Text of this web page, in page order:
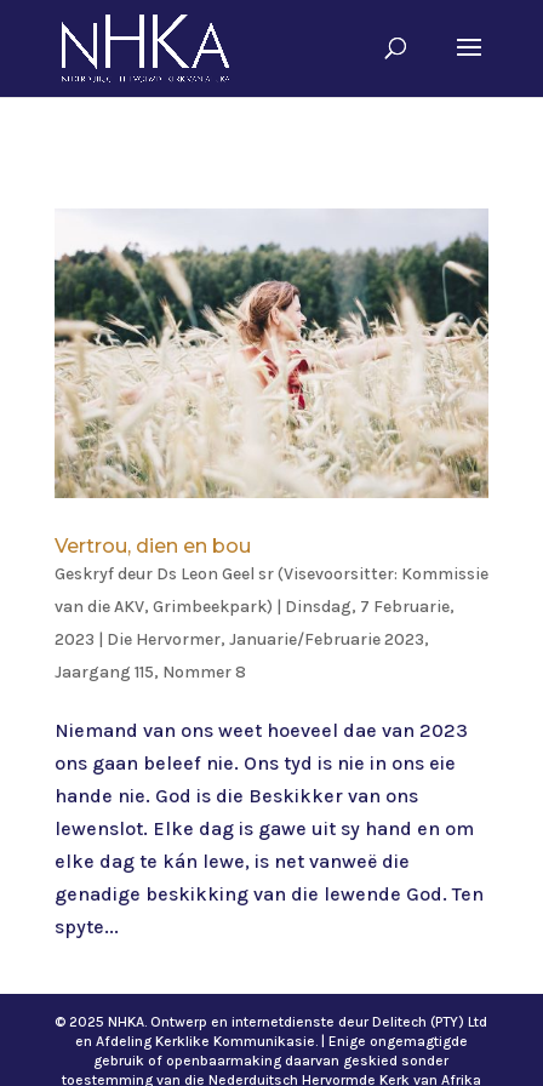
Vertrou, dien en bou
Geskryf deur Ds Leon Geel sr (Visevoorsitter: Kommissie
van die AKV, Grimbeekpark) | Dinsdag, 7 Februarie,
2023 | Die Hervormer, Januarie/Februarie 2023,
Jaargang 115, Nommer 8
Niemand van ons weet hoeveel dae van 2023
ons gaan beleef nie. Ons tyd is nie in ons eie
hande nie. God is die Beskikker van ons
lewenslot. Elke dag is gawe uit sy hand en om
elke dag te kán lewe, is net vanweë die
genadige beskikking van die lewende God. Ten
spyte...
© 2025 NHKA. Ontwerp en internetdienste deur Delitech (PTY) Ltd
en Afdeling Kerklike Kommunikasie. | Enige ongemagtigde
gebruik of openbaarmaking daarvan geskied sonder
toestemming van die Nederduitsch Hervormde Kerk van Afrika